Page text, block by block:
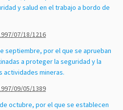
y salud en el trabajo a bordo de
07/18/1216
septiembre, por el que se aprueban
a proteger la seguridad y la
actividades mineras.
09/05/1389
octubre, por el que se establecen